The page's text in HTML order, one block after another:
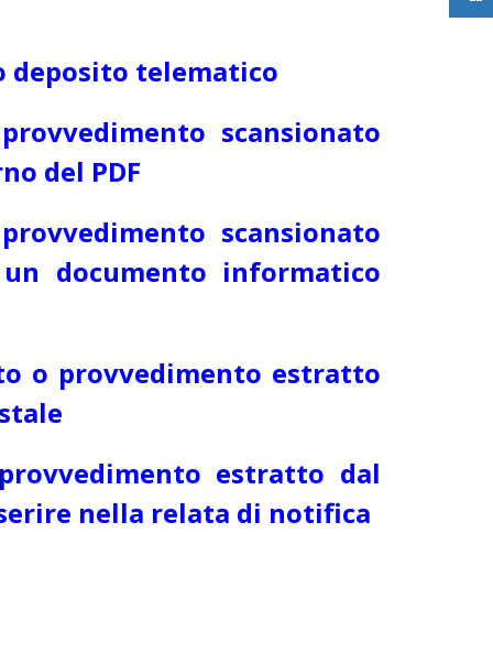
deposito telematico
scansionato
del PDF
scansionato
documento informatico
o provvedimento estratto
estratto dal
nella relata di notifica